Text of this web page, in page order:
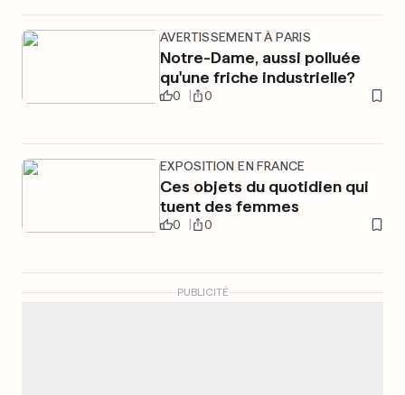
AVERTISSEMENT À PARIS
Notre-Dame, aussi polluée
qu'une friche industrielle?
0 0
EXPOSITION EN FRANCE
Ces objets du quotidien qui
tuent des femmes
0 0
PUBLICITÉ